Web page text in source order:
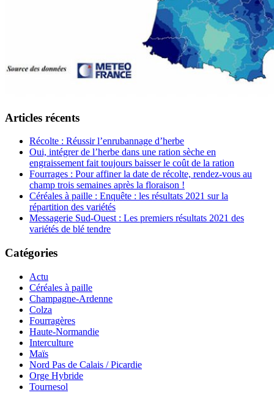
Articles récents
Récolte : Réussir l’enrubannage d’herbe
Oui, intégrer de l’herbe dans une ration sèche en
engraissement fait toujours baisser le coût de la ration
Fourrages : Pour affiner la date de récolte, rendez-vous au
champ trois semaines après la floraison !
Céréales à paille : Enquête : les résultats 2021 sur la
répartition des variétés
Messagerie Sud-Ouest : Les premiers résultats 2021 des
variétés de blé tendre
Catégories
Actu
Céréales à paille
Champagne-Ardenne
Colza
Fourragères
Haute-Normandie
Interculture
Maïs
Nord Pas de Calais / Picardie
Orge Hybride
Tournesol